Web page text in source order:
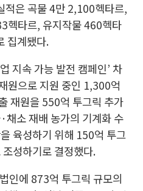
적은 곡물 4만 2,100헥타르,
헥타르, 유지작물 460헥타
집계됐다.
지속 가능 발전 캠페인’ 차
원으로 지원 중인 1,300억
재원을 550억 투그릭 추가
채소 재배 농가의 기계화 수
육성하기 위해 150억 투그
성하기로 결정했다.
인에 873억 투그릭 규모의